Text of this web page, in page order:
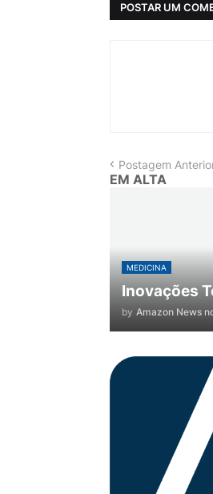
POSTAR UM
Postagem
EM ALTA
MEDICINA
Inovações
by Amazon News